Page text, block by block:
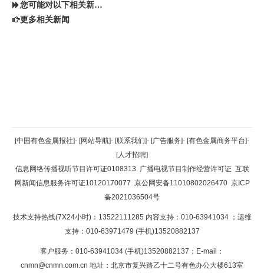
您可能对以下相关新闻同样感兴趣
更多相关新闻
返回顶部
返回首页
[中国有色金属报社]- [网站导航]- [联系我们]- [广告服务]- [有色金属商务平台]-
[人才招聘]
信息网络传播视听节目许可证0108313 广播电视节目制作经营许可证 互联
网新闻信息服务许可证10120170077 京公网安备11010802026470 京ICP
备2021036504号
技术支持热线(7X24小时)：13522111285 内容支持：010-63941034 ；运维
支持：010-63971479 (手机)13520882137
客户服务：010-63941034 (手机)13520882137；E-mail：
cnmn@cnmn.com.cn 地址：北京市复兴路乙十二号有色办公大楼613室